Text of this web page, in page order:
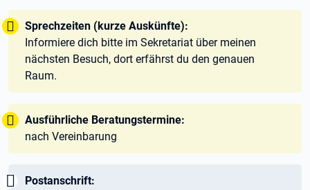
Tipp:
Sprechzeiten (kurze Auskünfte):
Informiere dich bitte im Sekretariat über meinen
nächsten Besuch, dort erfährst du den genauen
Raum.
Tipp:
Ausführliche Beratungstermine:
nach Vereinbarung
Wichtig:
Postanschrift: